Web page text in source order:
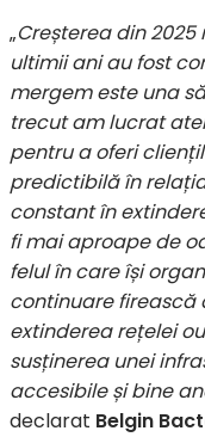
„Creșterea din
ultimii ani au fost
mergem este una
trecut am lucrat
pentru a oferi
predictibilă în
constant în
fi mai aproape de
felul în care își
continuare firească
extinderea rețelei
susținerea unei
accesibile și bine
declarat Belgin